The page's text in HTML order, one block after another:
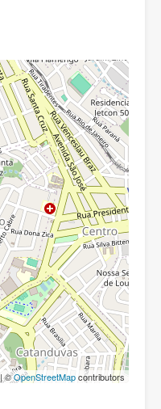
| ©OpenStreetMapcontributors